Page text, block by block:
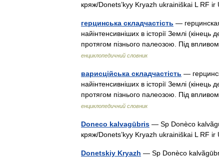
кряж/Donets’kyy Kryazh ukrainiškai L RF
герцинська складчастість —
найінтенсивніших в історії Землі
протягом пізнього палеозою. Під
енциклопедичний словник
варисційська складчастість —
найінтенсивніших в історії Землі
протягом пізнього палеозою. Під
енциклопедичний словник
Doneco kalvagūbris — Sp Donèco
кряж/Donets’kyy Kryazh ukrainiškai L RF
Donetskiy Kryazh — Sp Donèco